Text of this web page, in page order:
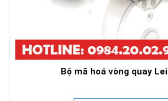
Bộ mã hoá vòng quay